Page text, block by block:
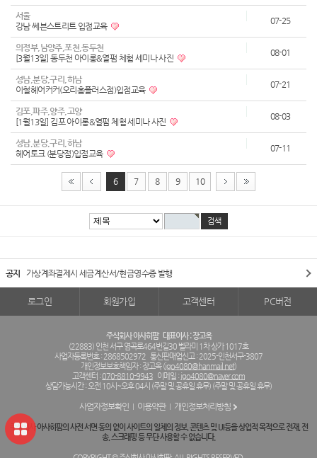
서울
강남 쎄븐스트리트 입점교육
07-25
의정부,남양주,포천,동두천
[3월13일] 동두천 아이롱&열펌 체험 세미나 사진
08-01
성남,분당,구리,하남
이철헤어커커(오리홈플러스점)입점교육
07-21
김포,파주,양주,고양
[1월13일] 김포 아이롱&열펌 체험 세미나 사진
08-03
성남,분당,구리,하남
헤어토크 (분당점)입점교육
07-11
6 7 8 9 10
공지 가상계좌결제시 세금계산서/현금영수증 발행
로그인 회원가입 고객센터 PC버전
주식회사 아사히팜 대표이사 : 장고옥
(22883) 인천 서구 염곡로464번길30 벨라미 1차 상가 1017호
사업자등록번호 : 2868502972 통신판매업신고 : 2025-인천서구-3807
개인정보보호책임자 : 장고옥 (jgo4080@hanmail.net)
고객센터 :070-8810-9943 이메일 : jgo4080@naver.com
상담가능시간 : 오전 10시~오후 04시 (주말 및 공휴일 휴무) (주말 및 공휴일 휴무)
사업자정보확인 이용약관 개인정보처리방침
주식회사 아사히팜의 사전 서면 동의 없이 사이트의 일체의 정보, 콘텐츠 및 UI등을 상업적 목적으로 전재, 전
송, 스크래핑 등 무단 사용할 수 없습니다.